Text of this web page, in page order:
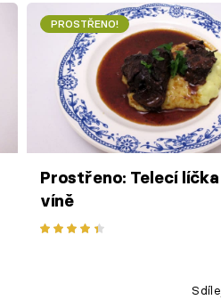
PROSTŘENO!
Prostřeno: Telecí
víně